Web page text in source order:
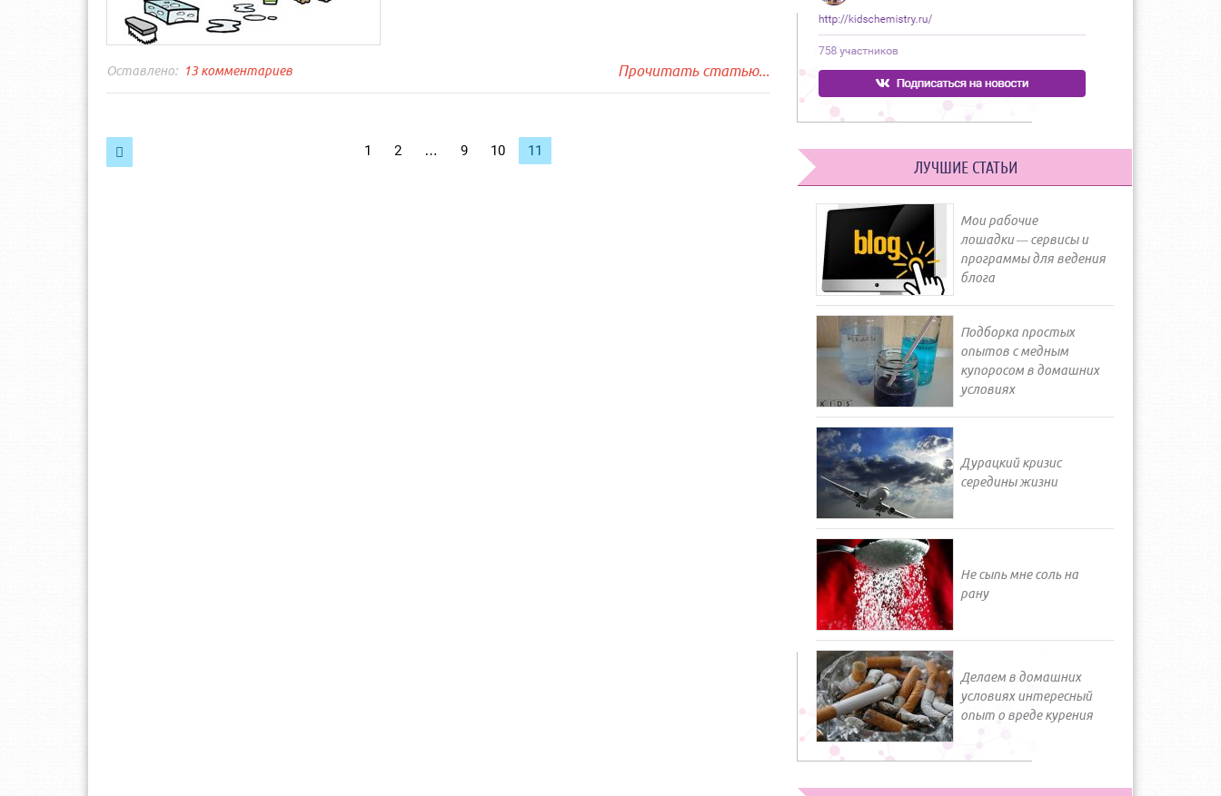
13 комментариев Прочитать статью...
Навигация
по
 1 2 … 9 10 11
ЛУЧШИЕ СТАТЬИ
Мои рабочие
лошадки — сервисы и
программы для ведения
блога
Подборка простых
опытов с медным
купоросом в домашних
условиях
Дурацкий кризис
середины жизни
Не сыпь мне соль на
рану
Делаем в домашних
условиях интересный
опыт о вреде курения